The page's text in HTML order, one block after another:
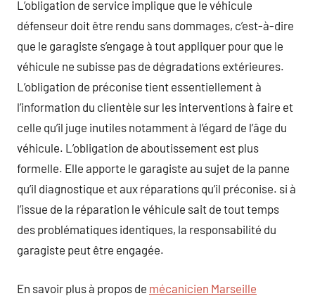
L’obligation de service implique que le véhicule
défenseur doit être rendu sans dommages, c’est-à-dire
que le garagiste s’engage à tout appliquer pour que le
véhicule ne subisse pas de dégradations extérieures.
L’obligation de préconise tient essentiellement à
l’information du clientèle sur les interventions à faire et
celle qu’il juge inutiles notamment à l’égard de l’âge du
véhicule. L’obligation de aboutissement est plus
formelle. Elle apporte le garagiste au sujet de la panne
qu’il diagnostique et aux réparations qu’il préconise. si à
l’issue de la réparation le véhicule sait de tout temps
des problématiques identiques, la responsabilité du
garagiste peut être engagée.
En savoir plus à propos de mécanicien Marseille